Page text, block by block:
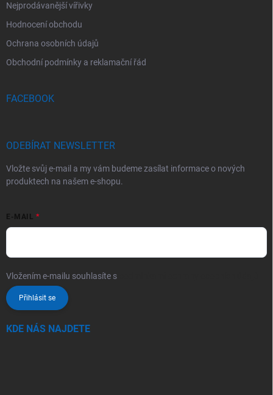
Nejprodávanější vířivky
Hodnocení obchodu
Ochrana osobních údajů
Obchodní podmínky a reklamační řád
FACEBOOK
ODEBÍRAT NEWSLETTER
Vložte svůj e-mail a my vám budeme zasílat informace o nových
produktech na našem e-shopu.
E-MAIL
Vložením e-mailu souhlasíte s
Přihlásit se
KDE NÁS NAJDETE